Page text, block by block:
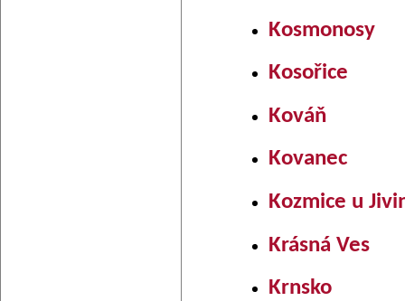
Kosmonosy
Kosořice
Kováň
Kovanec
Kozmice u
Krásná Ves
Krnsko